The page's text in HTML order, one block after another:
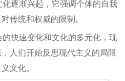
逐渐兴起，它强调个体的自我
传统和权威的限制。
快速变化和文化的多元化，现
人们开始反思现代主义的局限
文化。